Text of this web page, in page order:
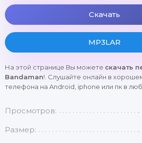
Скачать
MP3LAR
На этой странице Вы можете скачать
Bandaman!. Слушайте онлайн в
телефона на Android, iphone или пк в
Просмотров:
Размер: